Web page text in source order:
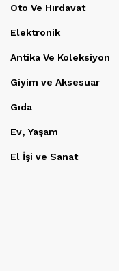
Oto Ve Hırdavat
Elektronik
Antika Ve Koleksiyon
Giyim ve Aksesuar
Gıda
Ev, Yaşam
El İşi ve Sanat